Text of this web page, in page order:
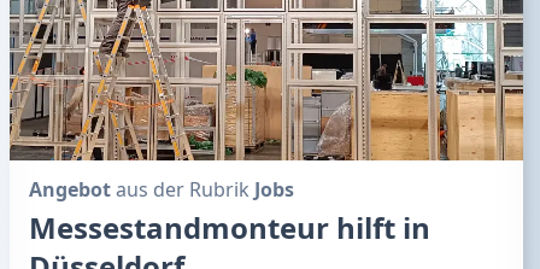
Angebotaus der Rubrik Jobs
Messestandmonteur hilft in